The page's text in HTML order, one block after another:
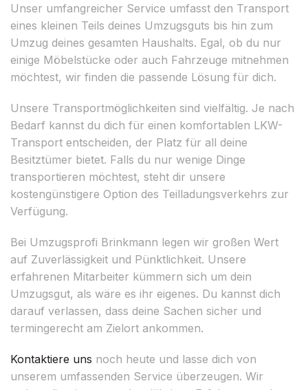
Unser umfangreicher Service umfasst den Transport
eines kleinen Teils deines Umzugsguts bis hin zum
Umzug deines gesamten Haushalts. Egal, ob du nur
einige Möbelstücke oder auch Fahrzeuge mitnehmen
möchtest, wir finden die passende Lösung für dich.
Unsere Transportmöglichkeiten sind vielfältig. Je nach
Bedarf kannst du dich für einen komfortablen LKW-
Transport entscheiden, der Platz für all deine
Besitztümer bietet. Falls du nur wenige Dinge
transportieren möchtest, steht dir unsere
kostengünstigere Option des Teilladungsverkehrs zur
Verfügung.
Bei Umzugsprofi Brinkmann legen wir großen Wert
auf Zuverlässigkeit und Pünktlichkeit. Unsere
erfahrenen Mitarbeiter kümmern sich um dein
Umzugsgut, als wäre es ihr eigenes. Du kannst dich
darauf verlassen, dass deine Sachen sicher und
termingerecht am Zielort ankommen.
Kontaktiere uns noch heute und lasse dich von
unserem umfassenden Service überzeugen. Wir